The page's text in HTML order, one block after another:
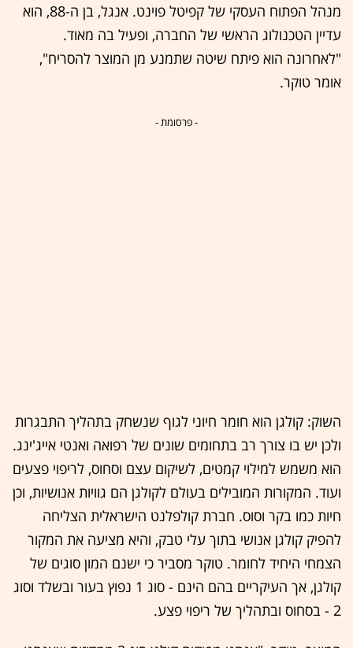
מנהל הפתוח העסקי של קפיטל פוינט. אנגל, בן ה-88, הוא
עדיין הטכנולוג הראשי של החברה, ופעיל בה מאוד.
"לאחרונה הוא פיתח שיטה שתמנע מן המוצר להסריח",
אומר טוקר.
- פרסומת -
השוק: קולגן הוא חומר חיוני לגוף שנשחק בתהליך התבגרות
ולכן יש בו צורך רב בתחומים שונים של רפואה ואנטי אייג'ינג.
הוא משמש למילוי קמטים, לשיקום עצם וסחוס, לריפוי פצעים
ועוד. המקורות המובילים בעולם לקולגן הם גוויות אנושיות, וכן
חיות כמו בקר וסוס. חברת קולפלנט הישראלית הצליחה
להפיק קולגן אנושי בתוך עלי טבק, והיא מציעה את המקור
הצמחי היחיד לחומר. טוקר מסביר כי ישנם המון סוגים של
קולגן, אך העיקריים בהם הינם - סוג 1 נפוץ בעור ובשלד וסוג
2 - בסחוס ובתהליך של ריפוי פצע.